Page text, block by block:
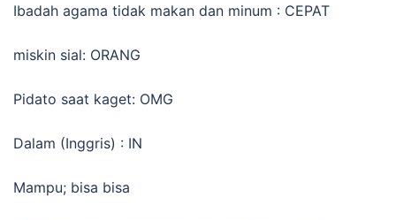
Ibadah agama tidak makan dan minum : CEPAT
miskin sial: ORANG
Pidato saat kaget: OMG
Dalam (Inggris) : IN
Mampu; bisa bisa